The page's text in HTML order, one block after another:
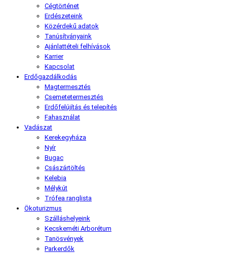
Cégtörténet
Erdészeteink
Közérdekű adatok
Tanúsítványaink
Ajánlattételi felhívások
Karrier
Kapcsolat
Erdőgazdálkodás
Magtermesztés
Csemetetermesztés
Erdőfelújítás és telepítés
Fahasználat
Vadászat
Kerekegyháza
Nyír
Bugac
Császártöltés
Kelebia
Mélykút
Trófea ranglista
Ökoturizmus
Szálláshelyeink
Kecskeméti Arborétum
Tanösvények
Parkerdők